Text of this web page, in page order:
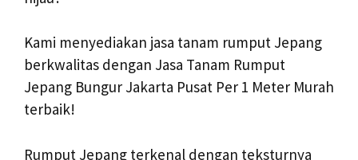
Kami menyediakan jasa tanam rumput Jepang
berkwalitas dengan Jasa Tanam Rumput
Jepang Bungur Jakarta Pusat Per 1 Meter Murah
terbaik!
Rumput Jepang terkenal dengan teksturnya